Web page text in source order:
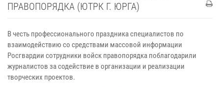
ПРАВОПОРЯДКА (ЮТРК Г. ЮРГА)
В честь профессионального праздника специалистов по
взаимодействию со средствами массовой информации
Росгвардии сотрудники войск правопорядка поблагодарили
журналистов за содействие в организации и реализации
творческих проектов.